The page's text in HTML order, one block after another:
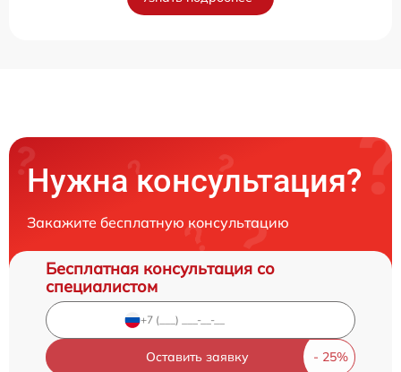
Нужна консультация?
Закажите бесплатную консультацию
Бесплатная консультация со
специалистом
Оставить заявку